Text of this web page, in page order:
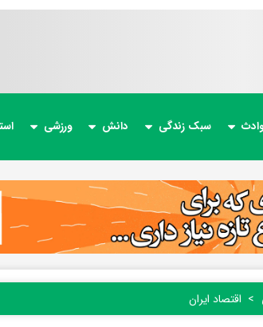
سبک زندگی دانش ورزشی
اقتصاد ایران